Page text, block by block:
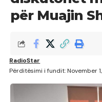
për Muajin
Përditësimi i fundit: November
RadioStar